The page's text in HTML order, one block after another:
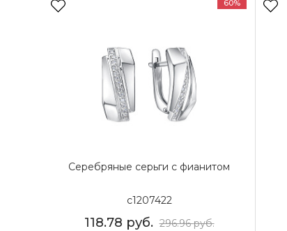
60%
Серебряные серьги с фианитом
с1207422
118.78 руб. 296.96руб.